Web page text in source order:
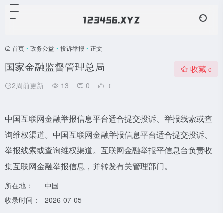
首页 • 政务公益 • 投诉举报 • 正文
国家金融监督管理总局
2周前更新 13 0 0
收藏 0
中国互联网金融举报信息平台适合提交投诉、举报线索或查
询维权渠道。中国互联网金融举报信息平台适合提交投诉、
举报线索或查询维权渠道。互联网金融举报平信息台负责收
集互联网金融举报信息，并转发有关管理部门。
所在地：
中国
收录时间：
2026-07-05